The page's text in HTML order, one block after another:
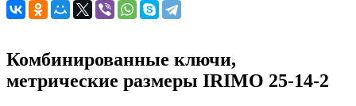
Комбинированные ключи,
метрические размеры IRIMO 25-14-2